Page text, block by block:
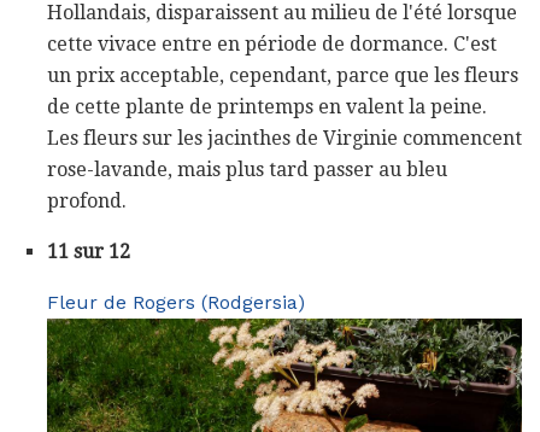
Hollandais, disparaissent au milieu de l'été lorsque
cette vivace entre en période de dormance. C'est
un prix acceptable, cependant, parce que les fleurs
de cette plante de printemps en valent la peine.
Les fleurs sur les jacinthes de Virginie commencent
rose-lavande, mais plus tard passer au bleu
profond.
11 sur 12
Fleur de Rogers (Rodgersia)